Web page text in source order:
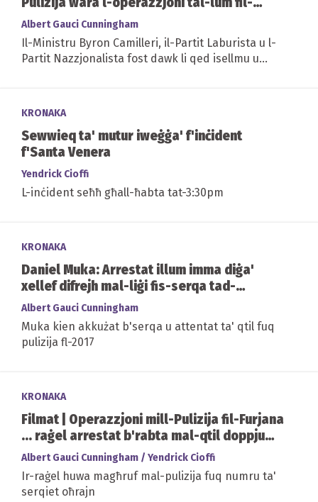
Furjana
Albert Gauci Cunningham
Il-Ministru Byron Camilleri, il-Partit Laburista u l-
Partit Nazzjonalista fost dawk li qed isellmu u
KRONAKA
Sewwieq ta' mutur iweġġa' f'inċident
f'Santa Venera
Yendrick Cioffi
L-inċident seħħ għall-ħabta tat-3:30pm
KRONAKA
Daniel Muka: Arrestat illum imma diġa'
xellef difrejh mal-liġi fis-serqa tad-
Diamonds International
Albert Gauci Cunningham
Muka kien akkużat b'serqa u attentat ta' qtil fuq
pulizija fl-2017
KRONAKA
Filmat | Operazzjoni mill-Pulizija fil-Furjana
... raġel arrestat b'rabta mal-qtil doppju
f'Tas Sliema
Albert Gauci Cunningham / Yendrick Cioffi
Ir-raġel huwa magħruf mal-pulizija fuq numru ta'
serqiet oħrajn